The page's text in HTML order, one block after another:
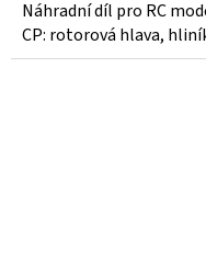
Náhradní díl pro RC
CP: rotorová hlava,